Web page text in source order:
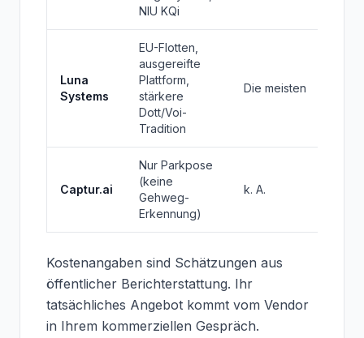
NIU KQi
Luna
Systems
EU-Flotten,
ausgereifte
Plattform,
stärkere
Dott/Voi-
Tradition
Die meisten
Captur.ai
Nur Parkpose
(keine
Gehweg-
Erkennung)
k. A.
Kostenangaben sind Schätzungen aus
öffentlicher Berichterstattung. Ihr
tatsächliches Angebot kommt vom Vendor
in Ihrem kommerziellen Gespräch.